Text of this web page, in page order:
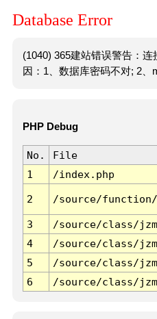
Database Error
(1040) 365建站错误警告：
因：1、数据库密码不对; 2、
PHP Debug
No. File
1
/index.php
2 /source/
3 /source/class/
4
/source/class/
5
/source/class/
6
/source/class/